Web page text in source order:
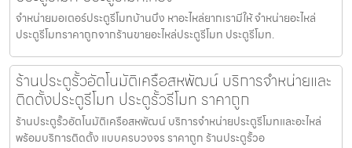
จำหน่ายมอเตอร์ประตูรีโมทบ้านบึง หาอะไหล่ยากเรามีให้ จำหน่ายอะไหล่
ประตูรีโมทราคาถูกจากร้านขายอะไหล่ประตูรีโมท ประตูรีโมท.
ร้านประตูรั้วอัตโนมัติเครือสหพัฒน์ บริการจำหน่ายและ
ติดตั้งประตูรีโมท ประตูรั้วรีโมท ราคาถูก
ร้านประตูรั้วอัตโนมัติเครือสหพัฒน์ บริการจำหน่ายประตูรีโมทและอะไหล่
พร้อมบริการติดตั้ง แบบครบวงจร ราคาถูก ร้านประตูรั้วอ